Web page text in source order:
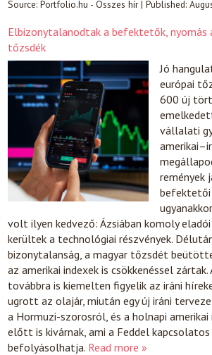
Source:Portfolio.hu - Összes hír|Published:
Elbizonytalanodtak a befektetők, nyomás
tőzsdék
Jó
európai
600 új
vállalati
befektetői
volt ilyen kedvező: Ázsiában komoly
kerültek a technológiai részvények.
bizonytalanság, a magyar tőzsdét
az amerikai indexek is csökkenéssel
továbbra is kiemelten figyelik az iráni
ugrott az olajár, miután egy új iráni
a Hormuzi-szorosról, és a holnapi amerikai
előtt is kivárnak, ami a Feddel
befolyásolhatja. Read more »